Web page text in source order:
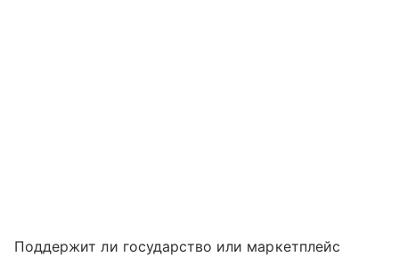
Поддержит ли государство или маркетплейс